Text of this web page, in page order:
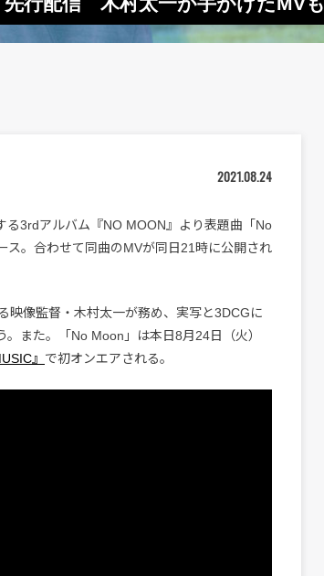
2021.08.24
る3rdアルバム『NO MOON』より表題曲「No
ス。合わせて同曲のMVが同日21時に公開され
映像監督・木村太一が務め、実写と3DCGに
また。「No Moon」は本日8月24日（火）
』 で初オンエアされる。